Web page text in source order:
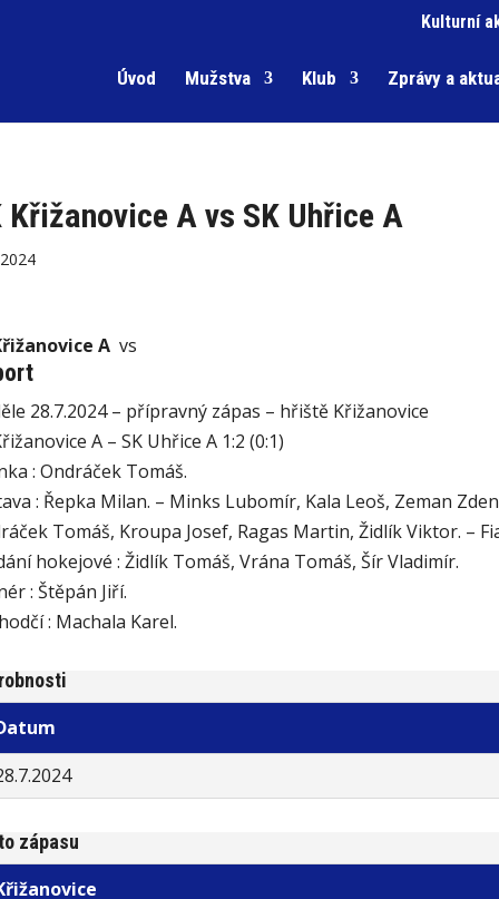
Kulturní
Úvod Mužstva Klub Zprávy a
Křižanovice A vs SK Uhřice A
A vs
28.7.2024 – přípravný zápas – hřiště Křižanovice
A – SK Uhřice A 1:2 (0:1)
: Ondráček Tomáš.
: Řepka Milan. – Minks Lubomír, Kala Leoš, Zeman
Tomáš, Kroupa Josef, Ragas Martin, Židlík Viktor. –
hokejové : Židlík Tomáš, Vrána Tomáš, Šír Vladimír.
: Štěpán Jiří.
: Machala Karel.
zápasu